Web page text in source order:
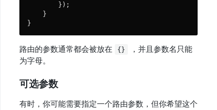
        });
    }
}
路由的参数通常都会被放在 {}
，并且参数名只能
为字母。
可选参数
有时，你可能需要指定一个路由参数，但你希望这个